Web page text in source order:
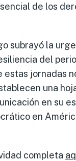
de los
subrayó la
del
jornadas
una
en su
en
completa